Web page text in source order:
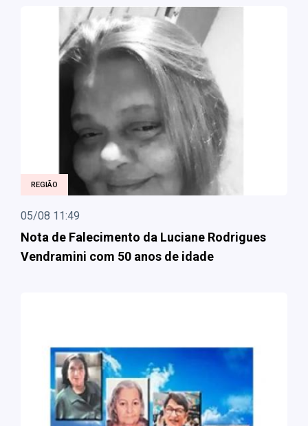
REGIÃO
05/08 11:49
Nota de Falecimento da Luciane Rodrigues
Vendramini com 50 anos de idade